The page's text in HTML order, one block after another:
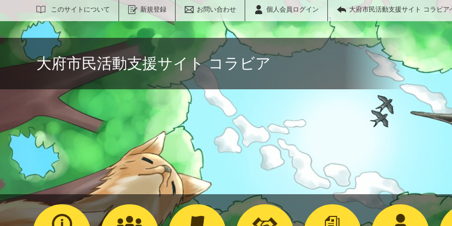
このサイトについて 新規登録 お問い合わせ 個人会員ログイン 大府市民活動支援サイト コラビア
サイト内検索
大府市民活動支援サイト コラビア